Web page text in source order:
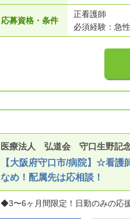
応募資格・条件
正看護師
必須経験：急
医療法人 弘道会 守口生野記
【大阪府守口市/病院】☆看
なめ！配属先は応相談！
◆3〜6ヶ月間限定！日勤のみの応